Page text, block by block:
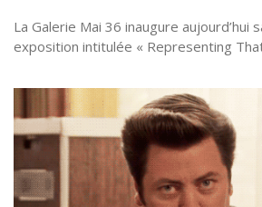
La Galerie Mai 36 inaugure aujourd’hui
exposition intitulée « Representing